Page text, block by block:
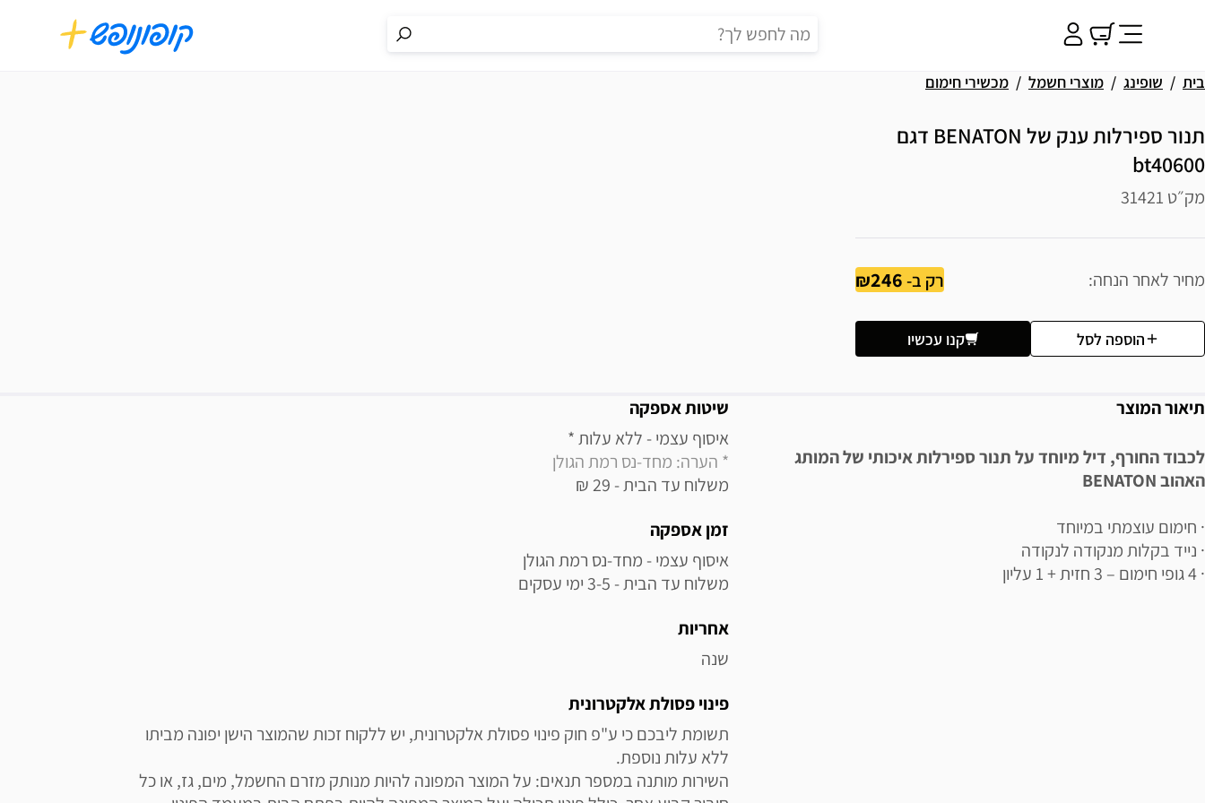
בית שופינג מוצרי חשמל מכשירי חימום
תנור ספירלות ענק של BENATON דגם
bt40600
מק״ט 31421
מחיר לאחר הנחה רק ב-246
הוספה לסל קנו עכשיו
תיאור המוצר
לכבוד החורף, דיל מיוחד על תנור ספירלות איכותי של המותג
האהוב BENATON
· חימום עוצמתי במיוחד
· נייד בקלות מנקודה לנקודה
· 4 גופי חימום – 3 חזית + 1 עליון
מידע נוסף
שיטות אספקה
איסוף עצמי - ללא עלות *
* הערה: מחד-נס רמת הגולן
משלוח עד הבית - 29 ₪
זמן אספקה
משלוח עד הבית - 3-5 ימי עסקים
אחריות
שנה
פינוי פסולת אלקטרונית